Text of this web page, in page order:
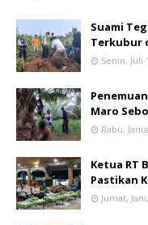
Suami
Terkubur
Senin, Juli
Maro
Rabu,
Ketua RT
Pastikan
Jumat,